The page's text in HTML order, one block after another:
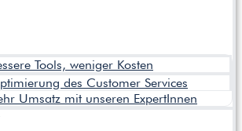
Tools, weniger Kosten
des Customer Services
Umsatz mit unseren ExpertInnen